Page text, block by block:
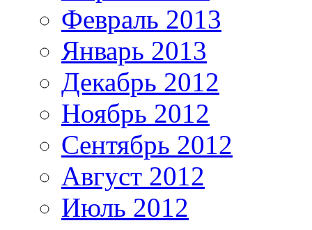
Февраль 2013
Январь 2013
Декабрь 2012
Ноябрь 2012
Сентябрь 2012
Август 2012
Июль 2012